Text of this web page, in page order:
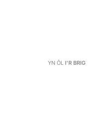
YN ÔL I'R BRIG